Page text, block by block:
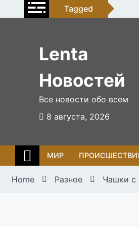
to
Tagged
Lenta
Новостей
Все новости обо всем
8 августа, 2026
МИР
Home Разное Чашки с